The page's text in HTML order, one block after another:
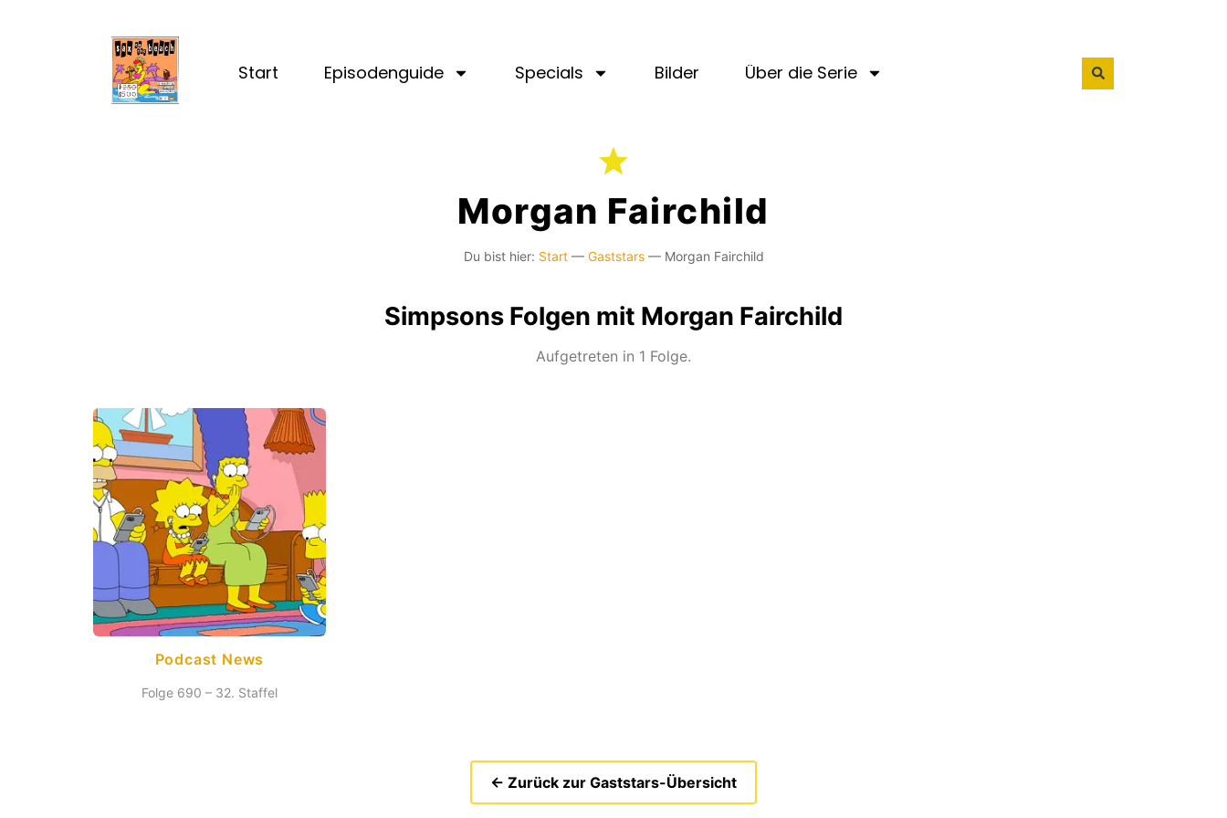
Start Episodenguide Specials Bilder Über die Serie
Morgan Fairchild
Du bist hier: Start— Gaststars— Morgan Fairchild
Simpsons Folgen mit Morgan Fairchild
Aufgetreten in 1 Folge.
Podcast News
Folge 690 – 32. Staffel
← Zurück zur Gaststars-Übersicht